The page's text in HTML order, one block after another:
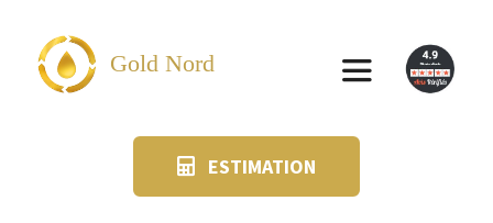
contenu
Gold Nord
Toggle
ESTIMATION